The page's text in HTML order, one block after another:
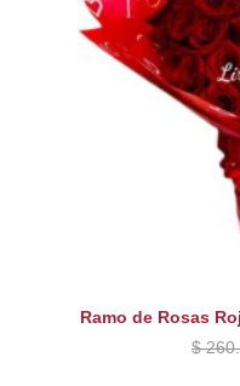
Ramo de Rosas
$